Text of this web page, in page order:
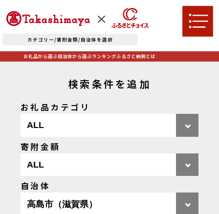
カテゴリー/寄附金額/自治体を選択
お礼品から選ぶ
果物類 エビ・カニ等
自治体から選ぶ
お礼品から選ぶ自治体から選ぶランキングふるさと納税とは
検索条件を追加
お礼品カテゴリ
寄附金額
自治体